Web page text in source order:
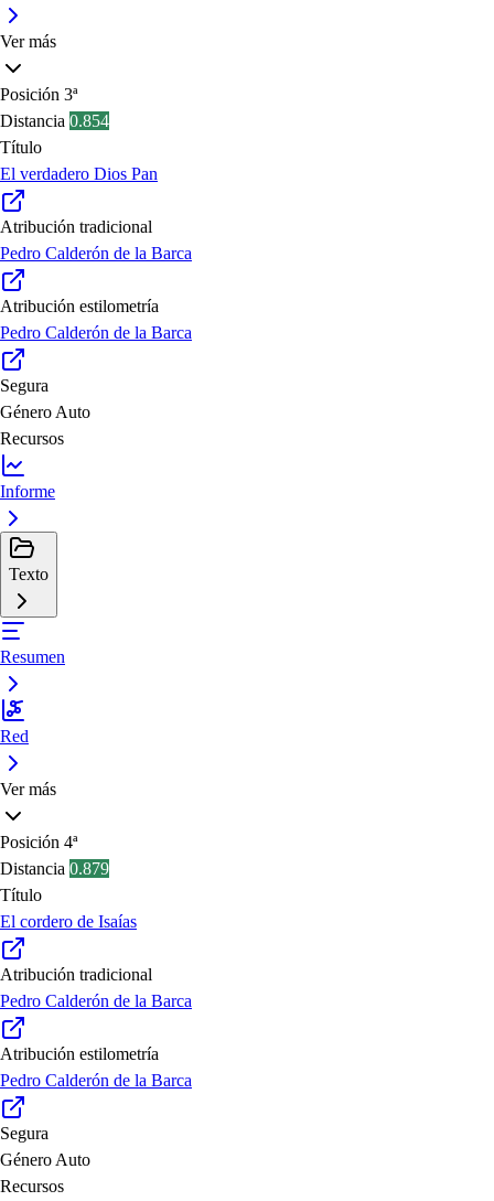
Ver más
Posición 3ª
Distancia 0.854
Título
El verdadero Dios Pan
Atribución tradicional
Pedro Calderón de la Barca
Atribución estilometría
Pedro Calderón de la Barca
Segura
Género Auto
Recursos
Informe
Texto
Resumen
Red
Ver más
Posición 4ª
Distancia 0.879
Título
El cordero de Isaías
Atribución tradicional
Pedro Calderón de la Barca
Atribución estilometría
Pedro Calderón de la Barca
Segura
Género Auto
Recursos